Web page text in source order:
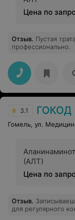
Цена по
Отзыв. Пустая
профессионально.
3.1 ГОКОД
Гомель, ул.
(АЛТ)
Цена по
Отзыв.
для регулярного